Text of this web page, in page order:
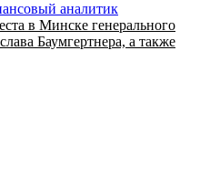
аналитик
в Минске генерального
Баумгертнера, а также